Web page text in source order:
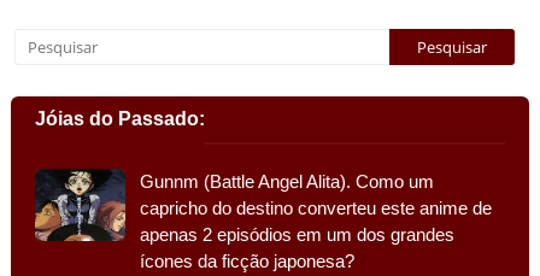
Jóias do Passado:
Gunnm (Battle Angel Alita). Como um
capricho do destino converteu este anime de
apenas 2 episódios em um dos grandes
ícones da ficção japonesa?